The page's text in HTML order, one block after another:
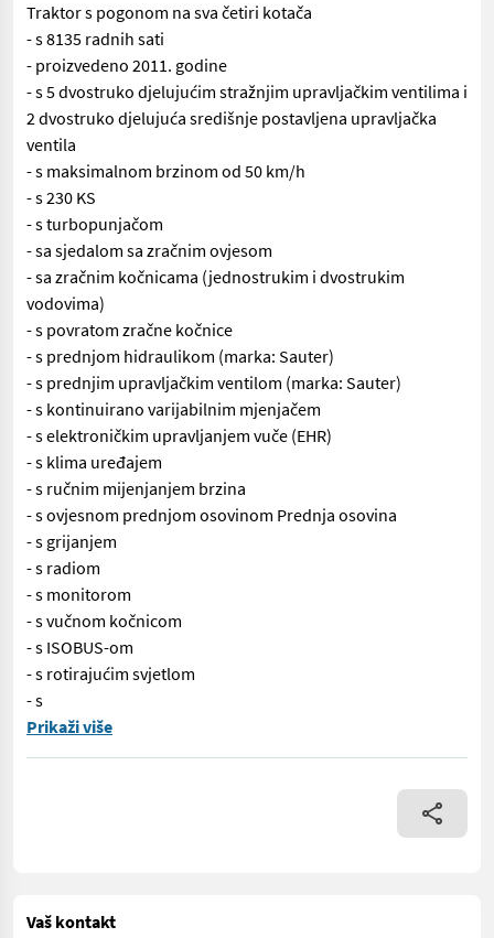
Traktor s pogonom na sva četiri kotača
- s 8135 radnih sati
- proizvedeno 2011. godine
- s 5 dvostruko djelujućim stražnjim upravljačkim ventilima i
2 dvostruko djelujuća središnje postavljena upravljačka
ventila
- s maksimalnom brzinom od 50 km/h
- s 230 KS
- s turbopunjačom
- sa sjedalom sa zračnim ovjesom
- sa zračnim kočnicama (jednostrukim i dvostrukim
vodovima)
- s povratom zračne kočnice
- s prednjom hidraulikom (marka: Sauter)
- s prednjim upravljačkim ventilom (marka: Sauter)
- s kontinuirano varijabilnim mjenjačem
- s elektroničkim upravljanjem vuče (EHR)
- s klima uređajem
- s ručnim mijenjanjem brzina
- s ovjesnom prednjom osovinom Prednja osovina
- s grijanjem
- s radiom
- s monitorom
- s vučnom kočnicom
- s ISOBUS-om
- s rotirajućim svjetlom
- s
Br. 66777 Traktor s pogonom na sva četiri kotača - s 8135
Prikaži više
Vaš kontakt